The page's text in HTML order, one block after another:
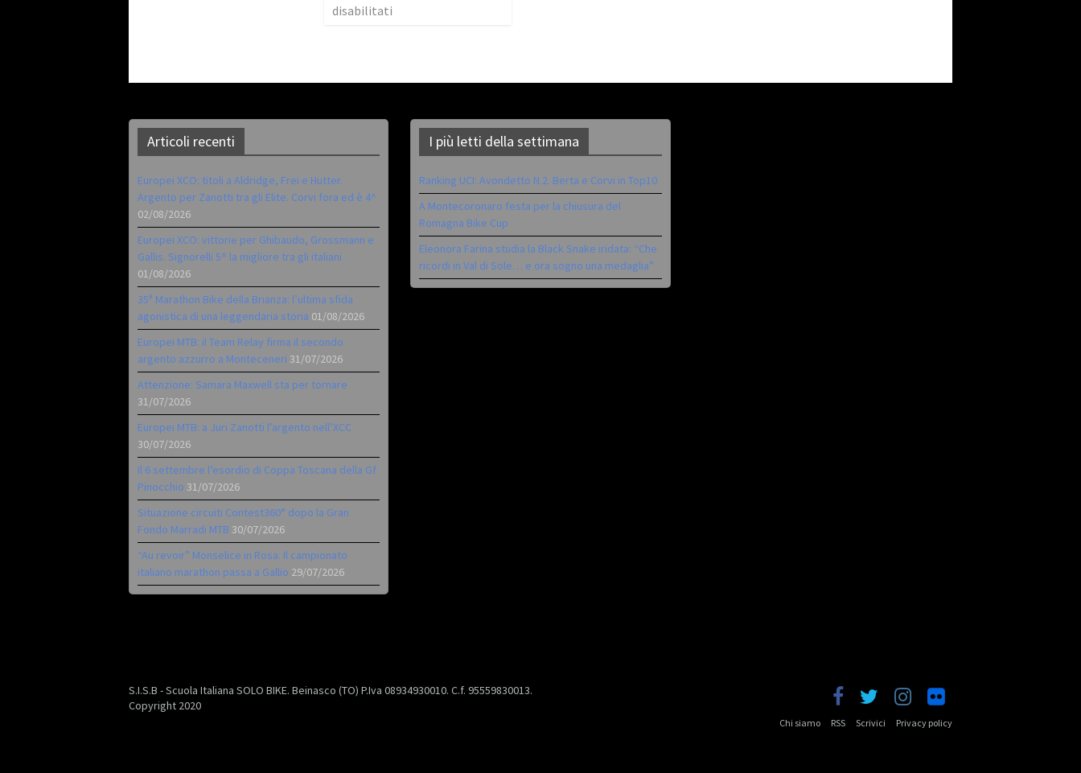
disabilitati
Articoli recenti
Europei XCO: titoli a Aldridge, Frei e Hutter.
Argento per Zanotti tra gli Elite. Corvi fora ed è 4^
02/08/2026
Europei XCO: vittorie per Ghibaudo, Grossmann e
Gallis. Signorelli 5^ la migliore tra gli italiani
01/08/2026
35ª Marathon Bike della Brianza: l’ultima sfida
agonistica di una leggendaria storia 01/08/2026
Europei MTB: il Team Relay firma il secondo
argento azzurro a Monteceneri 31/07/2026
Attenzione: Samara Maxwell sta per tornare
31/07/2026
Europei MTB: a Juri Zanotti l’argento nell’XCC
30/07/2026
Il 6 settembre l’esordio di Coppa Toscana della Gf
Pinocchio 31/07/2026
Situazione circuiti Contest360° dopo la Gran
Fondo Marradi MTB 30/07/2026
“Au revoir” Monselice in Rosa. Il campionato
italiano marathon passa a Gallio 29/07/2026
I più letti della settimana
Ranking UCI: Avondetto N.2. Berta e Corvi in Top10
A Montecoronaro festa per la chiusura del
Romagna Bike Cup
Eleonora Farina studia la Black Snake iridata: “Che
ricordi in Val di Sole… e ora sogno una medaglia”
Chi siamo RSS Scrivici Privacy policy
S.I.S.B - Scuola Italiana SOLO BIKE. Beinasco (TO) P.Iva 08934930010. C.f. 95559830013.
Copyright 2020